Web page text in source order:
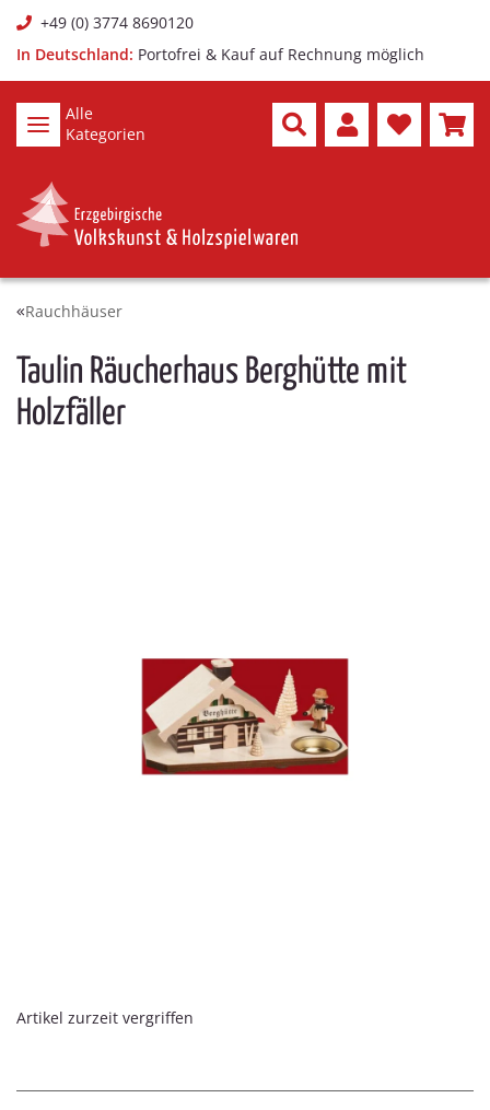
+49 (0) 3774 8690120
In Deutschland: Portofrei & Kauf auf Rechnung möglich
Alle
Kategorien
Rauchhäuser
Taulin Räucherhaus Berghütte mit
Holzfäller
Artikel zurzeit vergriffen